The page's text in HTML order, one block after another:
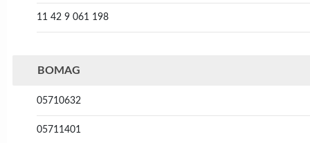
11 42 9 061 198
BOMAG
05710632
05711401